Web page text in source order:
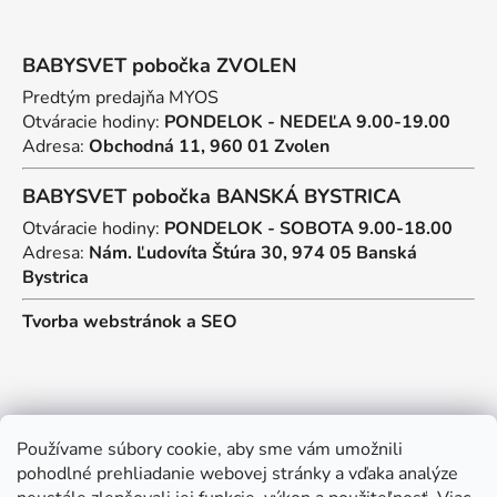
Používame súbory cookie, aby sme vám umožnili
pohodlné prehliadanie webovej stránky a vďaka analýze
BABYSVET pobočka ZVOLEN
Predtým predajňa MYOS
Otváracie hodiny: PONDELOK - NEDEĽA 9.00-19.00
Adresa: Obchodná 11, 960 01 Zvolen
BABYSVET pobočka BANSKÁ BYSTRICA
Otváracie hodiny: PONDELOK - SOBOTA 9.00-18.00
Adresa: Nám. Ľudovíta Štúra 30, 974 05 Banská
Bystrica
Tvorba webstránok a SEO
Kontakt